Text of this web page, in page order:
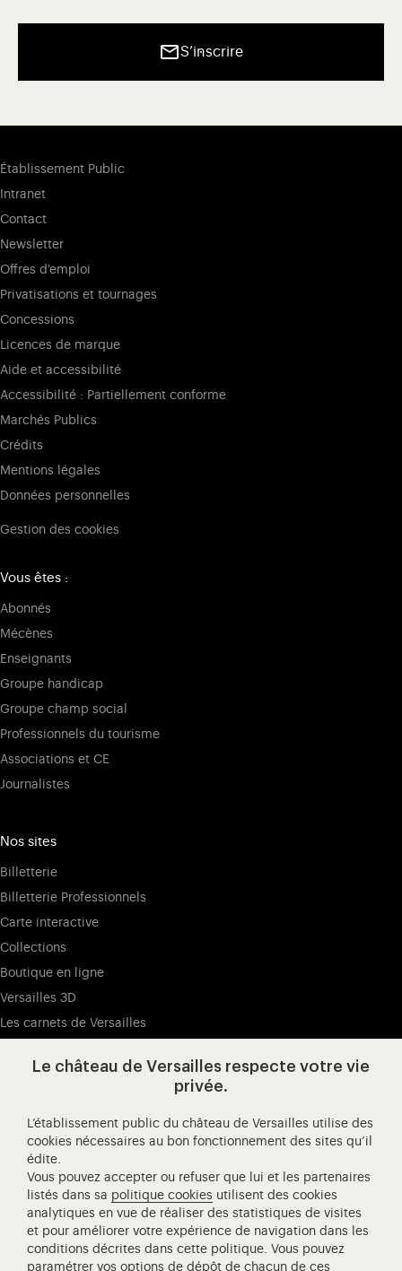
S’inscrire
Établissement Public
Intranet
Contact
Newsletter
Offres d'emploi
Privatisations et tournages
Concessions
Licences de marque
Aide et accessibilité
Accessibilité : Partiellement conforme
Marchés Publics
Crédits
Mentions légales
Données personnelles
Gestion des cookies
Vous êtes :
Abonnés
Mécènes
Enseignants
Groupe handicap
Groupe champ social
Professionnels du tourisme
Associations et CE
Journalistes
Nos sites
Billetterie
Billetterie Professionnels
Carte interactive
Collections
Boutique en ligne
Versailles 3D
Les carnets de Versailles
Ressources pédagogiques
Visitez notre Facebook (ouverture dans un nouvel
Visitez notre X (ouverture dans un nouvel
Visitez notre Instagram (ouverture
Visitez notre YouTube
Visitez notre
L'Opéra royal de Versailles
Centre de recherche du château de Versailles
Centre de Musique Baroque de Versailles
Le château de Versailles respecte votre vie
privée.
L’établissement public du château de Versailles utilise des
cookies nécessaires au bon fonctionnement des sites qu’il
édite.
Vous pouvez accepter ou refuser que lui et les partenaires
listés dans sa politique cookies utilisent des cookies
analytiques en vue de réaliser des statistiques de visites
et pour améliorer votre expérience de navigation dans les
conditions décrites dans cette politique. Vous pouvez
paramétrer vos options de dépôt de chacun de ces